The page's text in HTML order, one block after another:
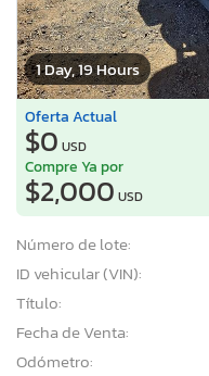
1 Day, 19 Hours
Oferta Actual
$0 USD
Compre Ya por
$2,000 USD
Número de lote:
ID vehicular (VIN):
Título:
Fecha de Venta:
Odómetro: